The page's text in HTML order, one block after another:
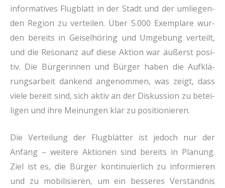
infor­ma­ti­ves Flug­blatt in der Stadt und der umlie­gen­
den Regi­on zu ver­tei­len. Über 5.000 Exem­pla­re wur­
den bereits in Gei­sel­hö­ring und Umge­bung ver­teilt,
und die Reso­nanz auf die­se Akti­on war äußerst posi­
tiv. Die Bür­ge­rin­nen und Bür­ger haben die Auf­klä­
rungs­ar­beit dan­kend ange­nom­men, was zeigt, dass
vie­le bereit sind, sich aktiv an der Dis­kus­si­on zu betei­
li­gen und ihre Mei­nun­gen klar zu posi­tio­nie­ren.
Die Ver­tei­lung der Flug­blät­ter ist jedoch nur der
Anfang – wei­te­re Aktio­nen sind bereits in Pla­nung.
Ziel ist es, die Bür­ger kon­ti­nu­ier­lich zu infor­mie­ren
und zu mobi­li­sie­ren, um ein bes­se­res Ver­ständ­nis